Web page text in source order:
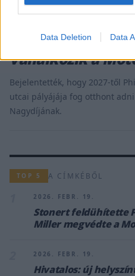
Data Deletion Data
MOTOR / 2026. FEBR. 19.
Ausztrál
vállalkozik a
Bejelentették, hogy 2027-től
utcai pályájája fog otthont adni
Nagydíjának.
TOP 5 A CÍMKÉBŐL
2026. FEBR. 19.
Stonert feldühítette
Miller megvédte a
2026. FEBR. 19.
Hivatalos: új